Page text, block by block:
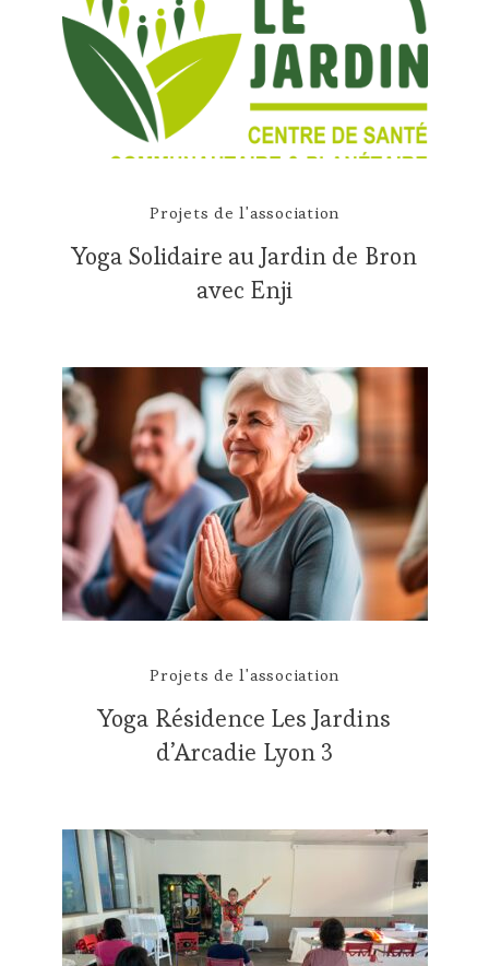
Projets de l'association
Yoga Solidaire au Jardin de Bron
avec Enji
Projets de l'association
Yoga Résidence Les Jardins
d’Arcadie Lyon 3